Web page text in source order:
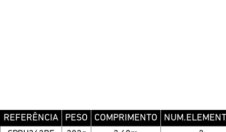
REFERÊNCIA PESO COMPRIMENTO